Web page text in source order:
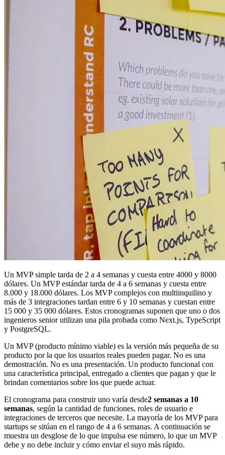
Un MVP simple tarda de 2 a 4 semanas y cuesta entre 4000 y 8000
dólares. Un MVP estándar tarda de 4 a 6 semanas y cuesta entre
8.000 y 18.000 dólares. Los MVP complejos con multiinquilino y
más de 3 integraciones tardan entre 6 y 10 semanas y cuestan entre
15 000 y 35 000 dólares. Estos cronogramas suponen que uno o dos
ingenieros senior utilizan una pila probada como Next.js, TypeScript
y PostgreSQL.
Un MVP (producto mínimo viable) es la versión más pequeña de su
producto por la que los usuarios reales pueden pagar. No es una
demostración. No es una presentación. Un producto funcional con
una característica principal, entregado a clientes que pagan y que le
brindan comentarios sobre los que puede actuar.
El cronograma para construir uno varía desde2 semanas a 10
semanas, según la cantidad de funciones, roles de usuario e
integraciones de terceros que necesite. La mayoría de los MVP para
startups se sitúan en el rango de 4 a 6 semanas. A continuación se
muestra un desglose de lo que impulsa ese número, lo que un MVP
debe y no debe incluir y cómo enviar el suyo más rápido.